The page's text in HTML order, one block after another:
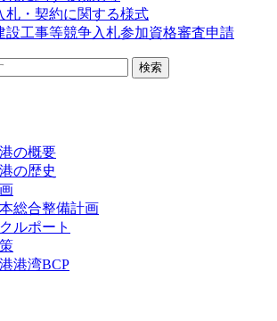
札・契約に関する様式
設工事等競争入札参加資格審査申請
の概要
の歴史
総合整備計画
ルポート
港湾BCP